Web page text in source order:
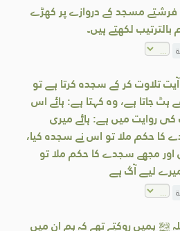
فرشتے مسجد کے دروازے پر کھڑے
بالترتیب لکھتے ہیں۔
تلاوت کر کے سجدہ کرتا ہے تو
ہٹ جاتا ہے، وہ کہتا ہے: ہائے اس
روایت میں ہے: ہائے میری
کا حکم ملا تو اس نے سجدہ کیا،
مجھے سجدے کا حکم ملا تو
میرے لیے آگ ہے
ﷺ ہمیں روکتے تھے کہ ہم ان میں